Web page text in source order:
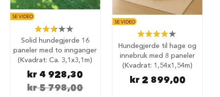
S
a
l
p
å
h
n
d
e
SE VIDEO
Solid hundegjerde 16
paneler med to innganger
(Kvadrat: Ca. 3,1x3,1m)
Rating:
53%
kr 4 928,30
kr 5 798,00
SE VIDEO
Hundegjerde til hage og
innebruk med 8 paneler
(Kvadrat: 1,54x1,54m)
Rating:
84%
kr 2 899,00